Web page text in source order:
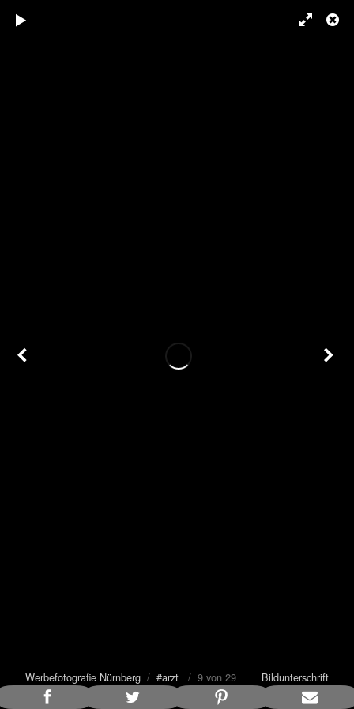
Werbefotografie Nürnberg / #arzt / 9 von 29 Bildunterschrift
anzeigen